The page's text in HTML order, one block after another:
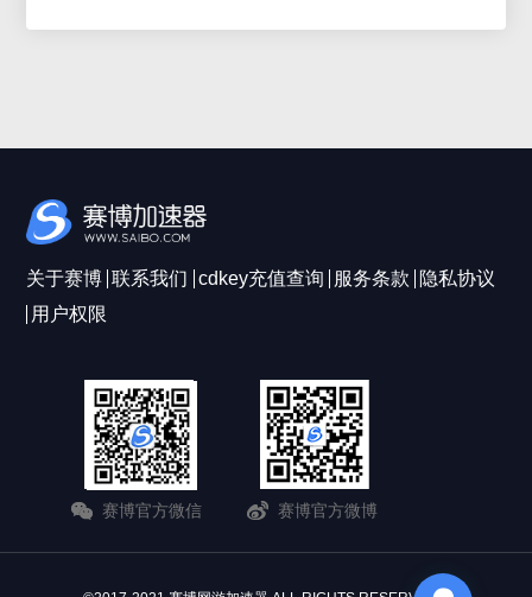
关于赛博 联系我们 cdkey充值查询 服务条款
隐私协议
用户权限
赛博官方微信 赛博官方微博